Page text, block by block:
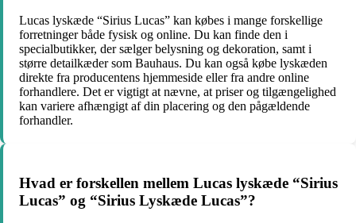
Lucas lyskæde “Sirius Lucas” kan købes i mange forskellige
forretninger både fysisk og online. Du kan finde den i
specialbutikker, der sælger belysning og dekoration, samt i
større detailkæder som Bauhaus. Du kan også købe lyskæden
direkte fra producentens hjemmeside eller fra andre online
forhandlere. Det er vigtigt at nævne, at priser og tilgængelighed
kan variere afhængigt af din placering og den pågældende
forhandler.
Hvad er forskellen mellem Lucas lyskæde “Sirius
Lucas” og “Sirius Lyskæde Lucas”?